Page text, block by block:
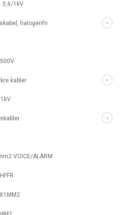
0,6/1kV
halogenfri
kabler
VOICE/ALARM